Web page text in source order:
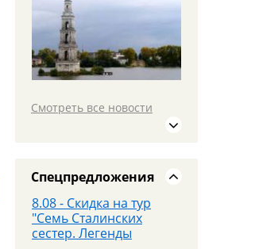
19 июля едем в
Смотреть все новости
Спецпредложения
Яроблтур открывает
продажи
дополнительного
автобуса в
Санкт‑Петербург с
8.08 - Скидка на тур
"Семь Сталинских
сестер. Легенды